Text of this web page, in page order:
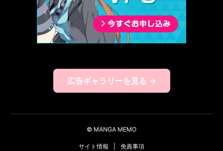
広告ギャラリーを見る →
© MANGA MEMO
サイト情報 免責事項